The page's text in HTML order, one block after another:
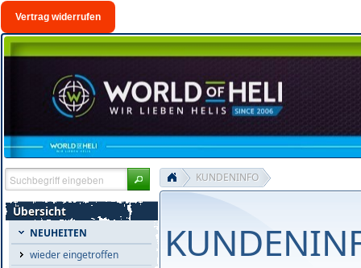
Vertrag widerrufen
Übersicht
NEUHEITEN
wieder eingetroffen
KUNDENINFO